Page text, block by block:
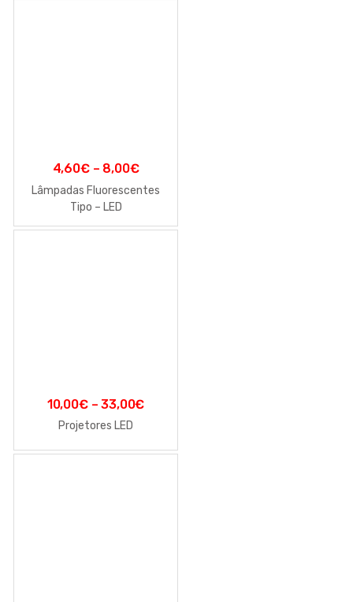
4,60€– 8,00€
Lâmpadas Fluorescentes
Tipo – LED
10,00€–33,00€
Projetores LED